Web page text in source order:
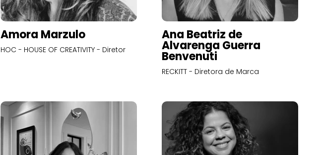
Amora Marzulo
HOC - HOUSE OF CREATIVITY - Diretor
Ana Beatriz de
Alvarenga Guerra
Benvenuti
RECKITT - Diretora de Marca